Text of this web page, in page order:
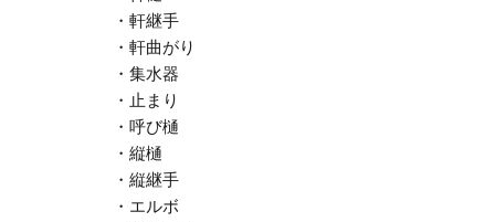
・軒継手
・軒曲がり
・集水器
・止まり
・呼び樋
・縦樋
・縦継手
・エルボ